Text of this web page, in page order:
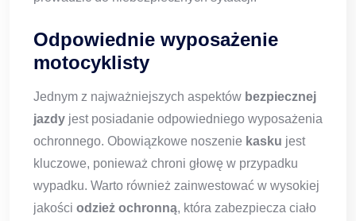
Odpowiednie wyposażenie
motocyklisty
Jednym z najważniejszych aspektów bezpiecznej
jazdy jest posiadanie odpowiedniego wyposażenia
ochronnego. Obowiązkowe noszenie kasku jest
kluczowe, ponieważ chroni głowę w przypadku
wypadku. Warto również zainwestować w wysokiej
jakości odzież ochronną, która zabezpiecza ciało